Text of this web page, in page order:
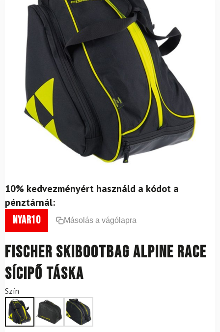
10% kedvezményért használd a kódot a
pénztárnál:
nyar10 Másolás a vágólapra
FISCHER Skibootbag Alpine Race
sícipő táska
Szín